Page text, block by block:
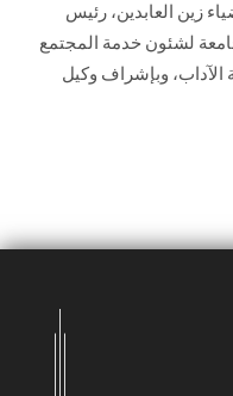
زين العابدين، رئيس
لشئون خدمة المجتمع
الآداب، وبإشراف وكيل